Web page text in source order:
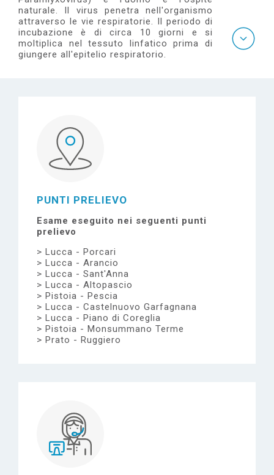
naturale. Il virus penetra nell'organismo
attraverso le vie respiratorie. Il periodo di
incubazione è di circa 10 giorni e si
moltiplica nel tessuto linfatico prima di
giungere all'epitelio respiratorio.
PUNTI PRELIEVO
Esame eseguito nei seguenti punti
prelievo
Lucca - Porcari
Lucca - Arancio
Lucca - Sant'Anna
Lucca - Altopascio
Pistoia - Pescia
Lucca - Castelnuovo Garfagnana
Lucca - Piano di Coreglia
Pistoia - Monsummano Terme
Prato - Ruggiero